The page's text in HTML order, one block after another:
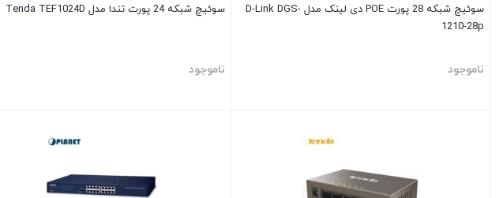
سوئیچ شبکه 28 پورت POE دی لینک مدل D-Link DGS-
1210-28p
ناموجود
سوئیچ شبکه 24 پورت تندا مدل Tenda TEF1024D
ناموجود